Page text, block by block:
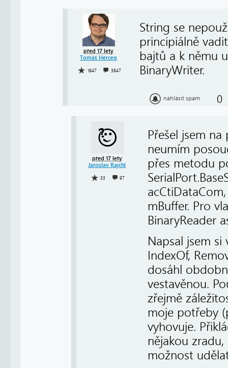
před 17 lety
Tomáš Herceg
1847 3847
String se
principiálně
bajtů a k němu
BinaryWriter.
nahlásit spam 0
před 17 lety
Jaroslav Rajchl
33 97
Přešel jsem
neumím
přes metodu
mBuffer. Pro
BinaryReader
Napsal jsem
IndexOf,
dosáhl
vestavěnou.
zřejmě
moje potřeby
vyhovuje.
nějakou
možnost